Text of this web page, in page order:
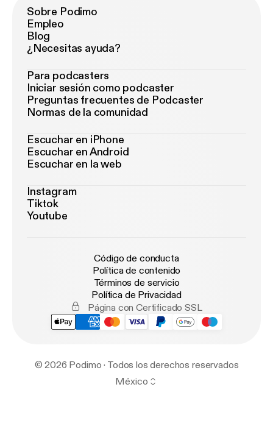
Sobre Podimo
Empleo
Blog
¿Necesitas ayuda?
Para podcasters
Iniciar sesión como podcaster
Preguntas frecuentes de Podcaster
Normas de la comunidad
Escuchar en iPhone
Escuchar en Android
Escuchar en la web
Instagram
Tiktok
Youtube
Código de conducta
Política de contenido
Términos de servicio
Política de Privacidad
Página con Certificado SSL
© 2026 Podimo · Todos los derechos reservados
México